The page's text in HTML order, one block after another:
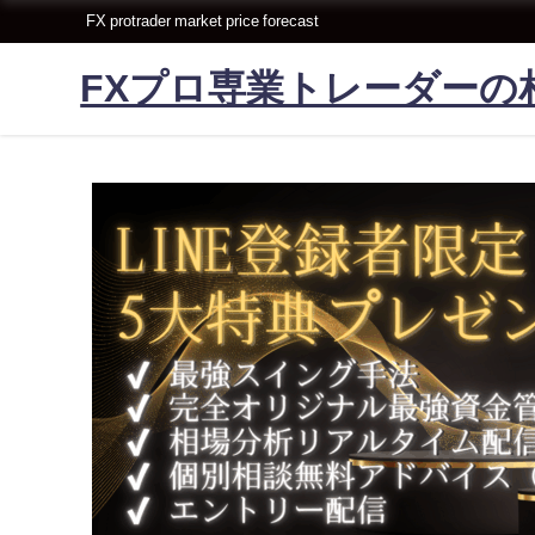
FX protrader market price forecast
FXプロ専業トレーダーの